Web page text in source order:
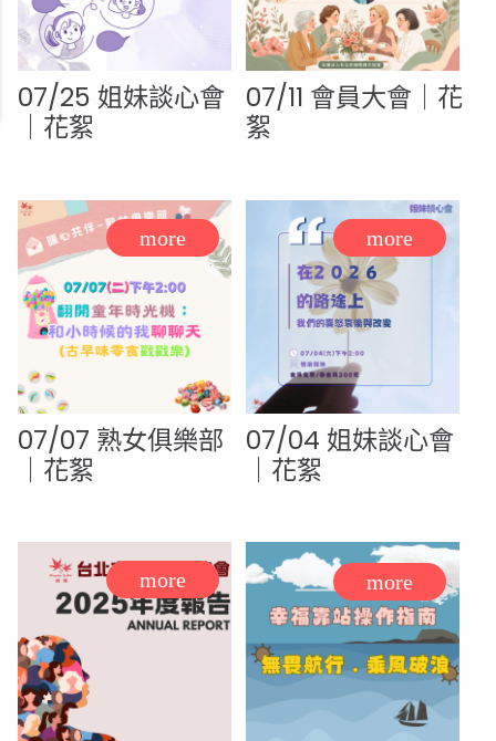
07/25 姐妹談心會
｜花絮
07/11 會員大會｜花
絮
07/07 熟女俱樂部
｜花絮
07/04 姐妹談心會
｜花絮